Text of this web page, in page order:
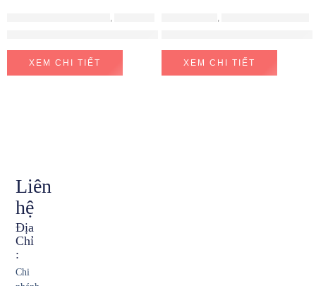
XEM CHI TIẾT XEM CHI TIẾT
Liên
hệ
Địa
Chỉ
:
Chi